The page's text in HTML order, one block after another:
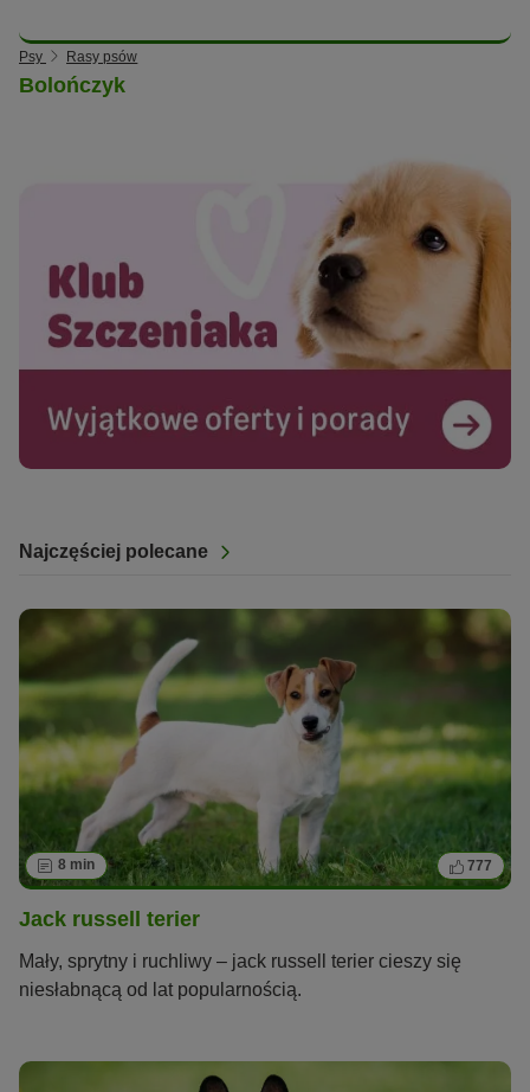
Psy Rasy psów
Bolończyk
Najczęściej polecane
8 min 777
Jack russell terier
Mały, sprytny i ruchliwy – jack russell terier cieszy się
niesłabnącą od lat popularnością.